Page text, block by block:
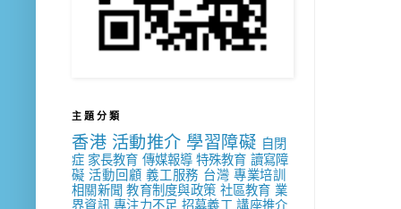
主 題 分 類
香港 活動推介 學習障礙 自閉
症 家長教育 傳媒報導 特殊教育 讀寫障
礙 活動回顧 義工服務 台灣 專業培訓
相關新聞 教育制度與政策 社區教育 業
界資訊 專注力不足 招募義工 講座推介